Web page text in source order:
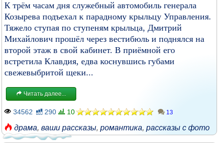
К трём часам дня служебный автомобиль генерала
Козырева подъехал к парадному крыльцу Управления.
Тяжело ступая по ступеням крыльца, Дмитрий
Михайлович прошёл через вестибюль и поднялся на
второй этаж в свой кабинет. В приёмной его
встретила Клавдия, едва коснувшись губами
свежевыбритой щеки...
Читать далее...
34562 290 10 13
драма, ваши рассказы, романтика, рассказы с фото